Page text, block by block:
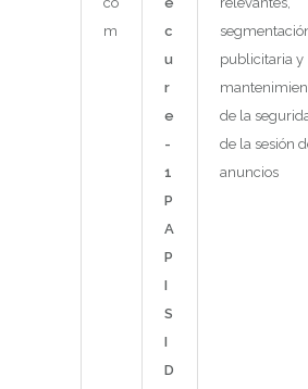
m
c
u
r
e
-
1
P
A
P
I
S
I
D
publicitaria y
de la
de la sesión
anuncios